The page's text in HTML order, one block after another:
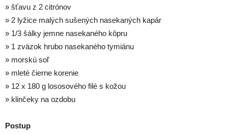
» šťavu z 2 citrónov
» 2 lyžice malých sušených nasekaných kapár
» 1/3 šálky jemne nasekaného kôpru
» 1 zväzok hrubo nasekaného tymiánu
» morskú soľ
» mleté čierne korenie
» 12 x 180 g lososového filé s kožou
» klinčeky na ozdobu
Postup